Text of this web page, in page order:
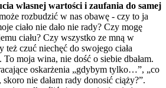
wlasnej wartości i zaufania do samej
rozbudzić w nas obawę - czy to ja
ciało nie dało nie rady? Czy mogę
ciału? Czy wszystko ze mną w
też czuć niechęć do swojego ciała
. To moja wina, nie dość o siebie dbałam.
oskarżenia „gdybym tylko…”, „co
nie dałam rady donosić ciąży?”.